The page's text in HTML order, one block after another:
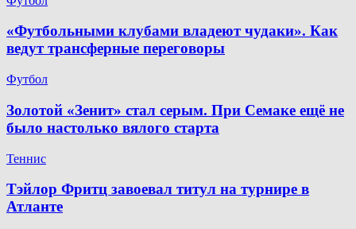
«Футбольными клубами владеют чудаки». Как
ведут трансферные переговоры
Футбол
Золотой «Зенит» стал серым. При Семаке ещё не
было настолько вялого старта
Теннис
Тэйлор Фритц завоевал титул на турнире в
Атланте